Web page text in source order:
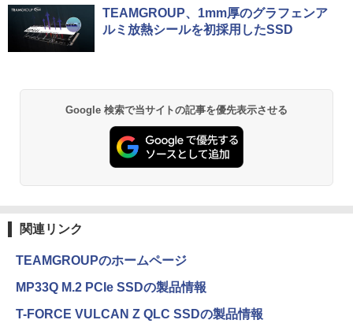
薬屋のひとりごと 17巻 (デジタル版ビッグガ
ンガンコミックス)
異世界居酒屋「のぶ」(22) (角川コミックス・
￥832
HUNTER×HUNTER モノクロ版 39 (ジャンプ
コミックスDIGITAL)
TEAMGROUP、1mm厚のグラフェンア
ルミ放熱シールを初採用したSSD
Google 検索で当サイトの記事を優先表示させる
関連リンク
TEAMGROUPのホームページ
MP33Q M.2 PCIe SSDの製品情報
T-FORCE VULCAN Z QLC SSDの製品情報